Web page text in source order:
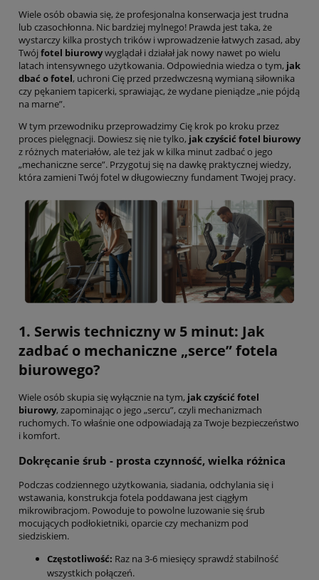
Wiele osób obawia się, że profesjonalna konserwacja jest trudna
lub czasochłonna. Nic bardziej mylnego! Prawda jest taka, że
wystarczy kilka prostych trików i wprowadzenie łatwych zasad, aby
Twój fotel biurowywyglądał i działał jak nowy nawet po wielu
latach intensywnego użytkowania. Odpowiednia wiedza o tym, jak
dbać o fotel, uchroni Cię przed przedwczesną wymianą siłownika
czy pękaniem tapicerki, sprawiając, że wydane pieniądze „nie pójdą
na marne”.
W tym przewodniku przeprowadzimy Cię krok po kroku przez
proces pielęgnacji. Dowiesz się nie tylko, jak czyścić fotel biurowy
z różnych materiałów, ale też jak w kilka minut zadbać o jego
„mechaniczne serce”. Przygotuj się na dawkę praktycznej wiedzy,
która zamieni Twój fotel w długowieczny fundament Twojej pracy.
1. Serwis techniczny w 5 minut: Jak
zadbać o mechaniczne „serce” fotela
biurowego?
Wiele osób skupia się wyłącznie na tym, jak czyścić fotel
biurowy, zapominając o jego „sercu”, czyli mechanizmach
ruchomych. To właśnie one odpowiadają za Twoje bezpieczeństwo
i komfort.
Dokręcanie śrub - prosta czynność, wielka różnica
Podczas codziennego użytkowania, siadania, odchylania się i
wstawania, konstrukcja fotela poddawana jest ciągłym
mikrowibracjom. Powoduje to powolne luzowanie się śrub
mocujących podłokietniki, oparcie czy mechanizm pod
siedziskiem.
Częstotliwość: Raz na 3-6 miesięcy sprawdź stabilność
wszystkich połączeń.